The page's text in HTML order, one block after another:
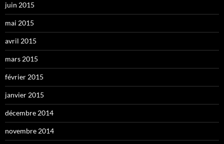
juin 2015
mai 2015
avril 2015
mars 2015
février 2015
janvier 2015
décembre 2014
novembre 2014